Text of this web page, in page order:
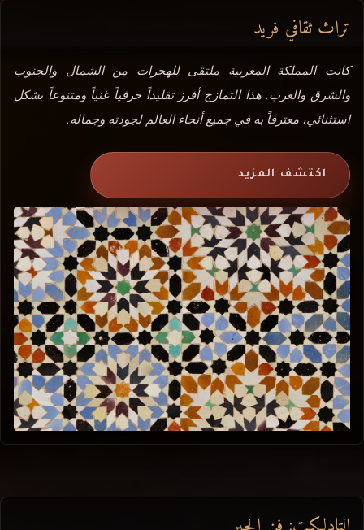
تراث ثقافي فريد
كانت المملكة المغربية ملتقى للهجرات من الشمال والجنوب
والشرق والغرب. هذا التمازج أفرز تقليداً حرفياً غنياً ومتنوعاً بشكل
استثنائي، معترفاً به في جميع أنحاء العالم لجودته وجماله.
اكتشف المزيد